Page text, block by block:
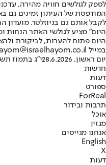
לספק לגולשים חוויה מהירה,
המודפסת של העיתון זמינים גם
לקבל אותם גם בניוזלטר. מועדון
היום" מציע לגולשי האתר הנחות
היום פתוח להערות, לביקורת
במייל hayom@israelhayom.co.il.
יום ראשון, 28.6.2026
י"ג בתמוז
חדשות
דעות
ספורט
ForReal
תרבות ובידור
אוכל
מגזין
אנחנו מגייסים
English
X
דעות